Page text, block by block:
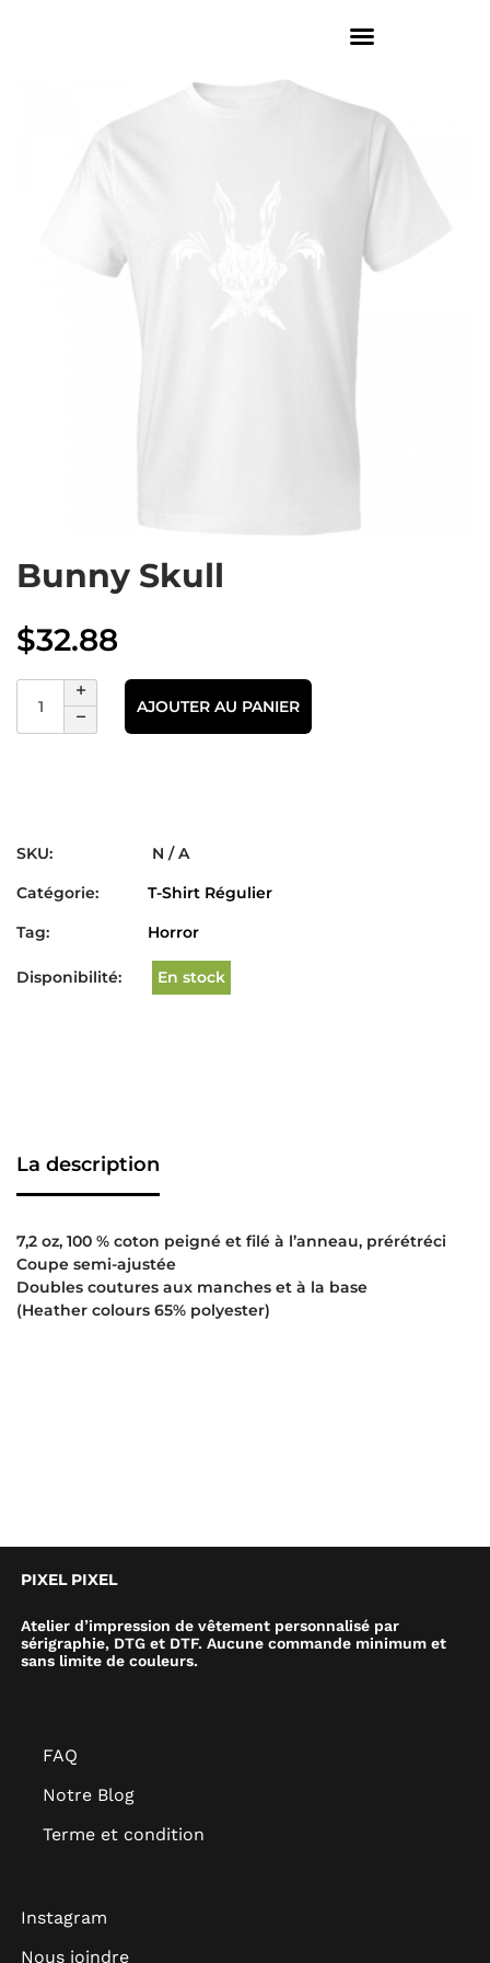
Bunny Skull
$32.88
AJOUTER AU PANIER
SKU:
N / A
Catégorie:
T-Shirt Régulier
Tag:
Horror
Disponibilité: En stock
La description
7,2 oz, 100 % coton peigné et filé à l’anneau, prérétréci
Coupe semi-ajustée
Doubles coutures aux manches et à la base
(Heather colours 65% polyester)
PIXEL PIXEL
Atelier d’impression de vêtement personnalisé par
sérigraphie, DTG et DTF. Aucune commande minimum et
sans limite de couleurs.
FAQ
Notre Blog
Terme et condition
Instagram
Nous joindre